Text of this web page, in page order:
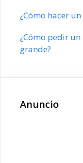
¿Cómo hacer
¿Cómo pedir
grande?
Anuncio